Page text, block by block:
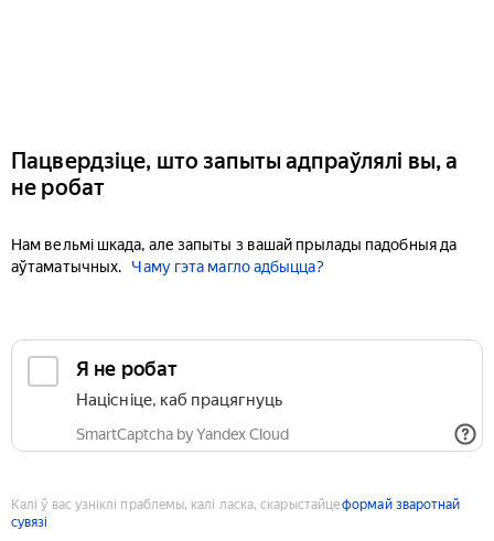
Пацвердзіце, што запыты адпраўлялі вы, а
не робат
Нам вельмі шкада, але запыты з вашай прылады падобныя да
аўтаматычных.
Чаму гэта магло адбыцца?
Я не робат
Націсніце, каб працягнуць
SmartCaptcha by Yandex Cloud
Калі ў вас узніклі праблемы, калі ласка, скарыстайцеформай зваротнай
сувязі